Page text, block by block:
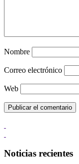
Nombre
Correo electrónico
Web
Noticias recientes